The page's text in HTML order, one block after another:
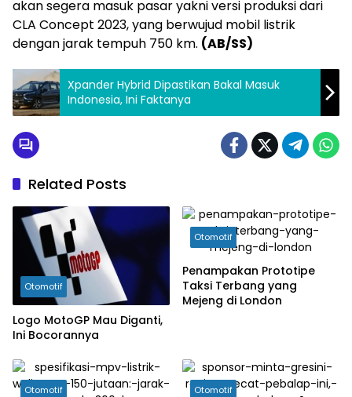
akan segera masuk pasar yakni versi produksi dari
CLA Concept 2023, yang berwujud mobil listrik
dengan jarak tempuh 750 km. (AB/SS)
Xpander Hybrid Dipastikan Bakal Masuk
Indonesia, Ini Faktanya
Related Posts
Otomotif
Logo MotoGP Mau Diganti,
Ini Bocorannya
Otomotif
Penampakan Prototipe
Taksi Terbang yang
Mejeng di London
Otomotif Otomotif